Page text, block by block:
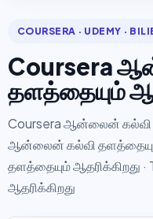
COURSERA · UDEMY ·
Coursera
தளத்தையும்
Coursera ஆன்லைன் கல்வி
ஆன்லைன் கல்வி தளத்தையும்
தளத்தையும் ஆதரிக்கிறது ·
ஆதரிக்கிறது